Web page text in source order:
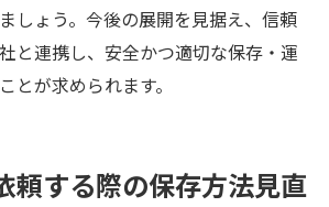
しょう。今後の展開を見据え、信頼
と連携し、安全かつ適切な保存・運
とが求められます。
頼する際の保存方法見直